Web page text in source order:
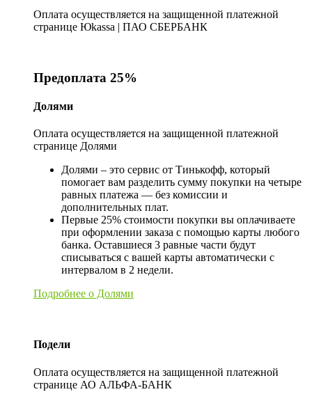
Оплата осуществляется на защищенной платежной
странице Юkassa | ПАО СБЕРБАНК
Предоплата 25%
Долями
Оплата осуществляется на защищенной платежной
странице Долями
Долями – это сервис от Тинькофф, который
помогает вам разделить сумму покупки на четыре
равных платежа — без комиссии и
дополнительных плат.
Первые 25% стоимости покупки вы оплачиваете
при оформлении заказа с помощью карты любого
банка. Оставшиеся 3 равные части будут
списываться с вашей карты автоматически с
интервалом в 2 недели.
Подробнее о Долями
Подели
Оплата осуществляется на защищенной платежной
странице АО АЛЬФА-БАНК